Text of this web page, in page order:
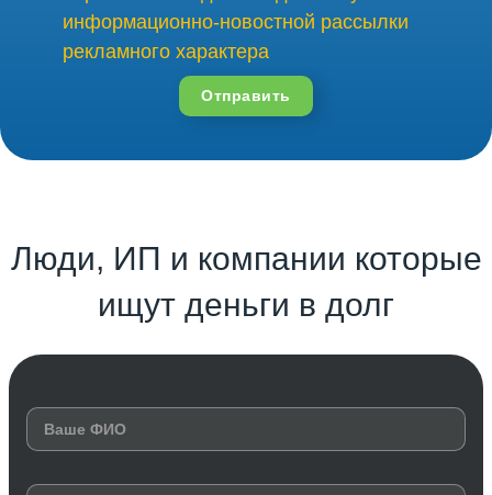
информационно-новостной рассылки
рекламного характера
Отправить
Люди, ИП и компании которые
ищут деньги в долг